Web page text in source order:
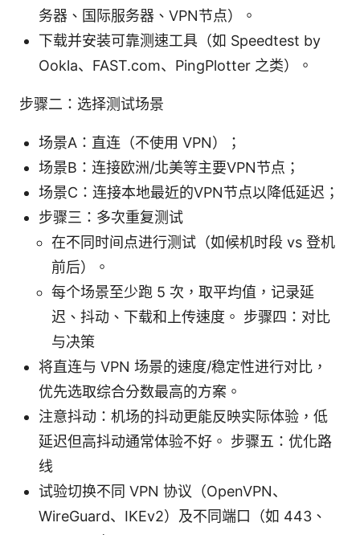
务器、国际服务器、VPN节点）。
下载并安装可靠测速工具（如 Speedtest by
Ookla、FAST.com、PingPlotter 之类）。
步骤二：选择测试场景
场景A：直连（不使用 VPN）；
场景B：连接欧洲/北美等主要VPN节点；
场景C：连接本地最近的VPN节点以降低延迟；
步骤三：多次重复测试
在不同时间点进行测试（如候机时段 vs 登机
前后）。
每个场景至少跑 5 次，取平均值，记录延
迟、抖动、下载和上传速度。 步骤四：对比
与决策
将直连与 VPN 场景的速度/稳定性进行对比，
优先选取综合分数最高的方案。
注意抖动：机场的抖动更能反映实际体验，低
延迟但高抖动通常体验不好。 步骤五：优化路
线
试验切换不同 VPN 协议（OpenVPN、
WireGuard、IKEv2）及不同端口（如 443、